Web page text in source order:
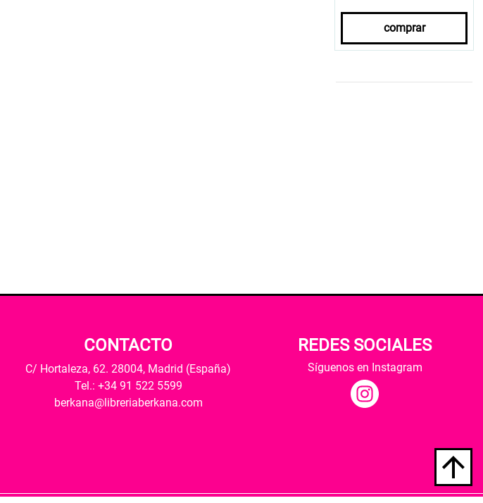
comprar
CONTACTO
C/ Hortaleza, 62. 28004, Madrid (España)
Tel.: +34 91 522 5599
berkana@libreriaberkana.com
REDES SOCIALES
Síguenos en Instagram